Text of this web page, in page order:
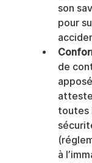
son
pour
de
toutes
à